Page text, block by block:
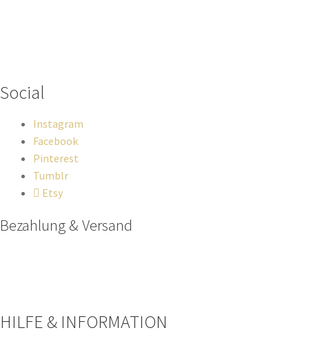
Social
Instagram
Facebook
Pinterest
Tumblr
Etsy
Bezahlung & Versand
HILFE & INFORMATION​